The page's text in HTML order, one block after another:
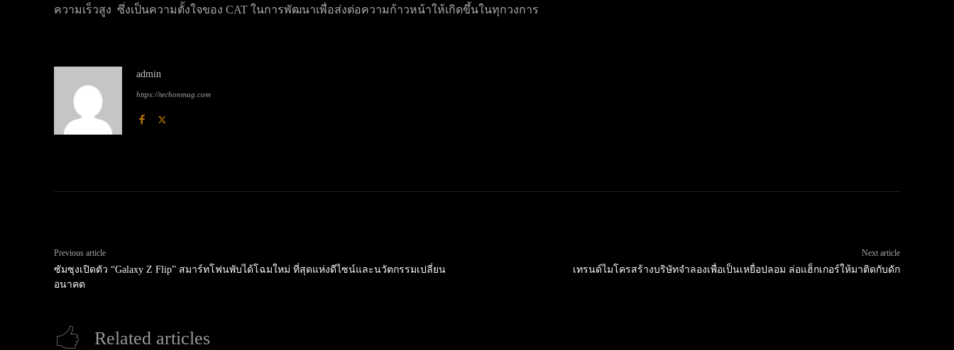
ความเร็วสูง ซึ่งเป็นความตั้งใจของ CAT ในการพัฒนาเพื่อส่งต่อความก้าวหน้าให้เกิดขึ้นในทุกวงการ
admin
https://techonmag.com
Previous article
ซัมซุงเปิดตัว “Galaxy Z Flip” สมาร์ทโฟนพับได้โฉมใหม่ ที่สุดแห่งดีไซน์และนวัตกรรมเปลี่ยน
อนาคต
Next article
เทรนด์ไมโครสร้างบริษัทจำลองเพื่อเป็นเหยื่อปลอม ล่อแฮ็กเกอร์ให้มาติดกับดัก
Related articles